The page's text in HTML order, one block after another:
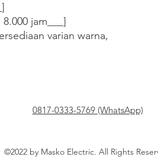
jam___]
varian warna,
0817-0333-5769 (WhatsApp)
©2022 by Masko Electric. All Rights